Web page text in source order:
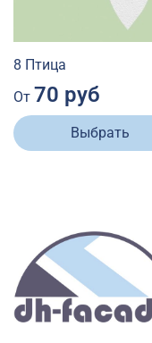
8 Птица
От 70 руб
Выбрать